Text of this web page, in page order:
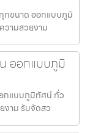
กขนาด ออกแบบภูมิ
วามสวยงาม
ออกแบบภูมิ
กแบบภูมิทัศน์ ทั่ว
งาม รับจัดสว